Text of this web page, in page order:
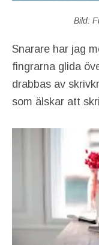
Bild:
Snarare har jag
fingrarna glida
drabbas av
som älskar att